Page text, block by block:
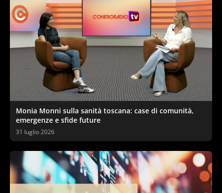
Monia Monni sulla sanità toscana: case di comunità,
emergenze e sfide future
31 luglio 2026